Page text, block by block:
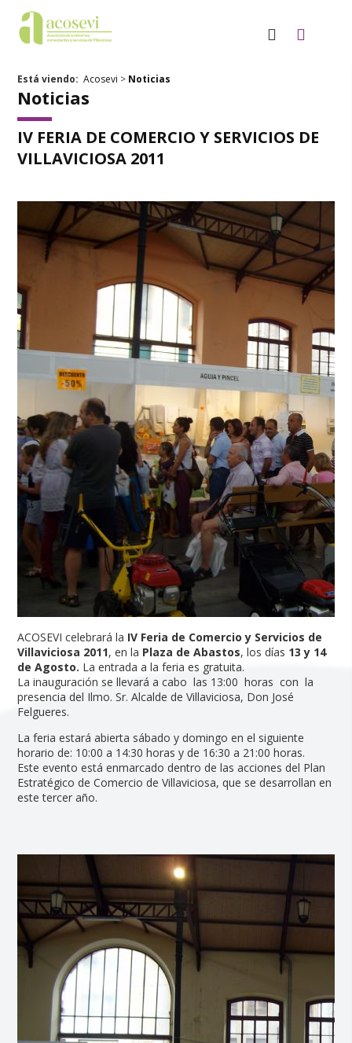
Está viendo: Acosevi > Noticias
Noticias
IV FERIA DE COMERCIO Y SERVICIOS DE
VILLAVICIOSA 2011
ACOSEVI celebrará la IV Feria de Comercio y Servicios de
Villaviciosa 2011, en la Plaza de Abastos, los días 13 y 14
de Agosto. La entrada a la feria es gratuita.
La inauguración se llevará a cabo las 13:00 horas con la
presencia del Ilmo. Sr. Alcalde de Villaviciosa, Don José
Felgueres.
La feria estará abierta sábado y domingo en el siguiente
horario de: 10:00 a 14:30 horas y de 16:30 a 21:00 horas.
Este evento está enmarcado dentro de las acciones del Plan
Estratégico de Comercio de Villaviciosa, que se desarrollan en
este tercer año.